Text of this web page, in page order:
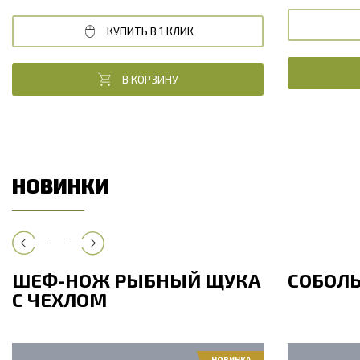
КУПИТЬ В 1 КЛИК
В КОРЗИНУ
НОВИНКИ
ШЕФ-НОЖ РЫБНЫЙ ЩУКА
С ЧЕХЛОМ